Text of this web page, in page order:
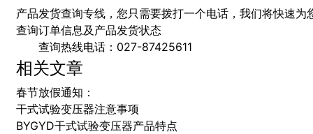
产品发货查询专线，您只需要拨打一个电话，我们将快速为
查询订单信息及产品发货状态
查询热线电话：027-87425611
相关文章
春节放假通知：
干式试验变压器注意事项
BYGYD干式试验变压器产品特点